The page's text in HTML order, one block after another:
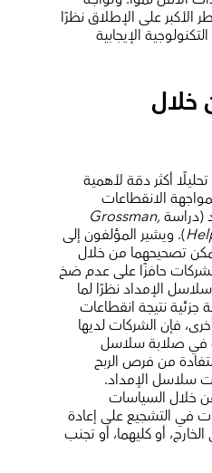
الأكبر على الإطلاق نظرًا
الإيجابية
خلال
أكثر دقة لأهمية
الانقطاعات
(دراسةGrossman,
2023). ويشير المؤلفون إلى
تصحيحهما من خلال
حافزًا على عدم ضخ
الإمداد نظرًا لما
نتيجة انقطاعات
فإن الشركات لديها
في صلابة سلاسل
من فرص الربح
سلاسل الإمداد.
خلال السياسات
في التشجيع على إعادة
أو كليهما، أو تجنب